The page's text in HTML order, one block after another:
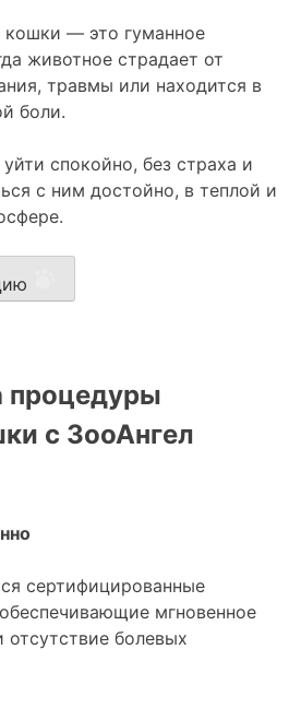
кошки — это гуманное
животное страдает от
травмы или находится в
боли.
спокойно, без страха и
с ним достойно, в теплой и
процедуры
с ЗооАнгел
сертифицированные
мгновенное
отсутствие болевых